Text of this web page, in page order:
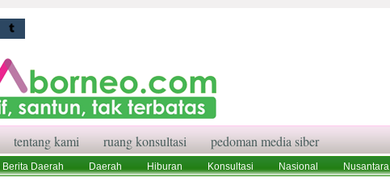
tentang kami ruang konsultasi pedoman media siber
Berita Daerah Daerah Hiburan Konsultasi Nasional Nusantara